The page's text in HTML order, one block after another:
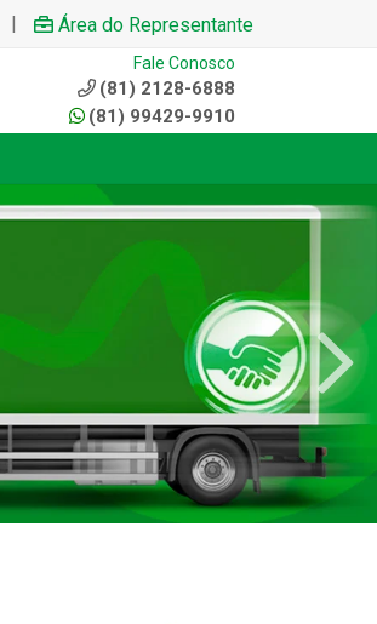
| Área do Representante
Fale Conosco
(81) 2128-6888
(81) 99429-9910